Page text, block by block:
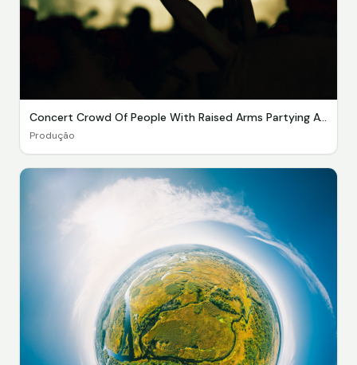
Concert Crowd Of People With Raised Arms Partying At Live Concert Music Festival original 2693297
Produção